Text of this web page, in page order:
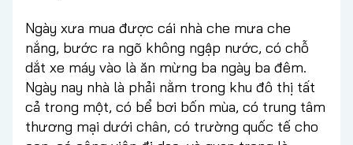
Ngày xưa mua được cái nhà che mưa che
nắng, bước ra ngõ không ngập nước, có chỗ
dắt xe máy vào là ăn mừng ba ngày ba đêm.
Ngày nay nhà là phải nằm trong khu đô thị tất
cả trong một, có bể bơi bốn mùa, có trung tâm
thương mại dưới chân, có trường quốc tế cho